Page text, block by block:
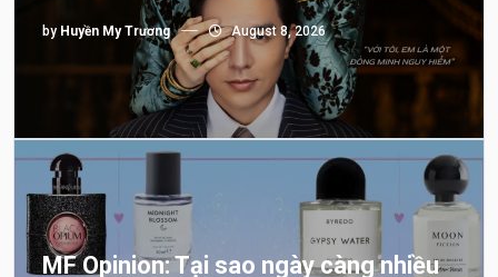
by Huyền My Trương August 8, 2026
MF Opinion: Tại sao ngày càng nhiều